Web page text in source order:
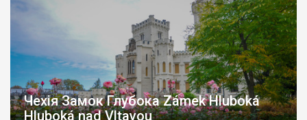
Чехія Замок Глубока Zámek Hluboká
Hluboká nad Vltavou